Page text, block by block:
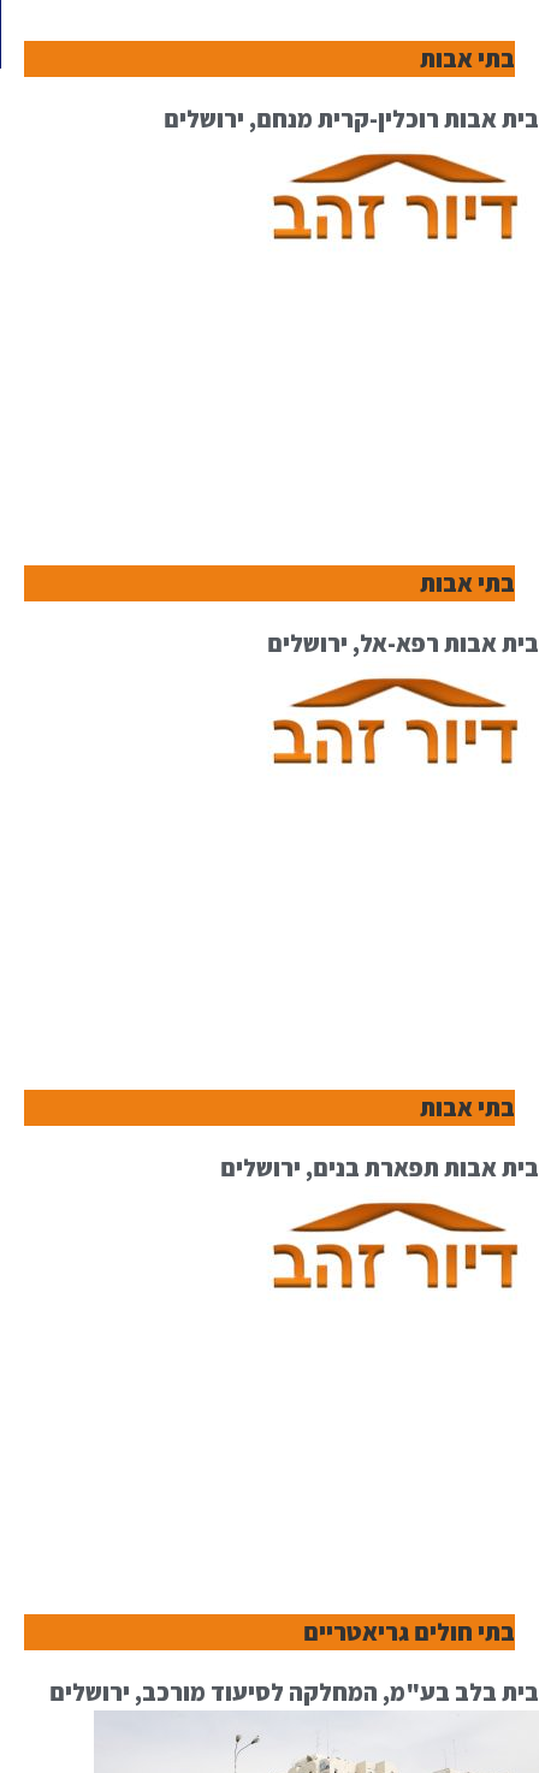
בתי אבות
בית אבות רוכלין-קרית מנחם, ירושלים
בתי אבות
בית אבות רפא-אל, ירושלים
בתי אבות
בית אבות תפארת בנים, ירושלים
בתי חולים גריאטריים
בית בלב בע"מ, המחלקה לסיעוד מורכב, ירושלים